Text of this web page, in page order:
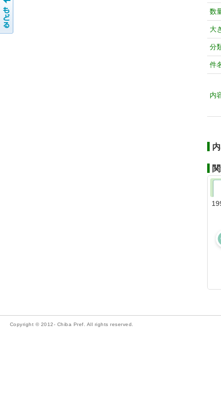
数
大
分
件
内
Copyright © 2012- Chiba Pref. All rights reserved.